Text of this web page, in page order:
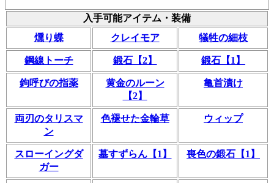
入手可能アイテム・装備
燻り蝶
クレイモア 犠牲の細枝
鋼線トーチ 鍛石【2】 鍛石【1】
鉤呼びの指薬
黄金のルーン
【2】
亀首漬け
両刃のタリスマ
ン
色褪せた金輪草 ウィップ
スローイングダ
ガー
墓すずらん【1】 喪色の鍛石【1】